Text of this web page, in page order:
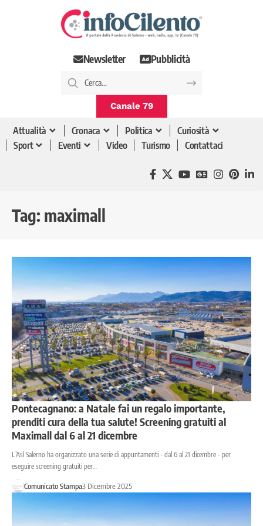
Newsletter Pubblicità
Canale 79
Attualità Cronaca Politica
Curiosità
Sport
Eventi Video Turismo Contattaci
Tag: maximall
Pontecagnano: a Natale fai un regalo importante,
prenditi cura della tua salute! Screening gratuiti al
Maximall dal 6 al 21 dicembre
L’Asl Salerno ha organizzato una serie di appuntamenti - dal 6 al 21 dicembre - per
eseguire screening gratuiti per…
Comunicato Stampa3 Dicembre 2025